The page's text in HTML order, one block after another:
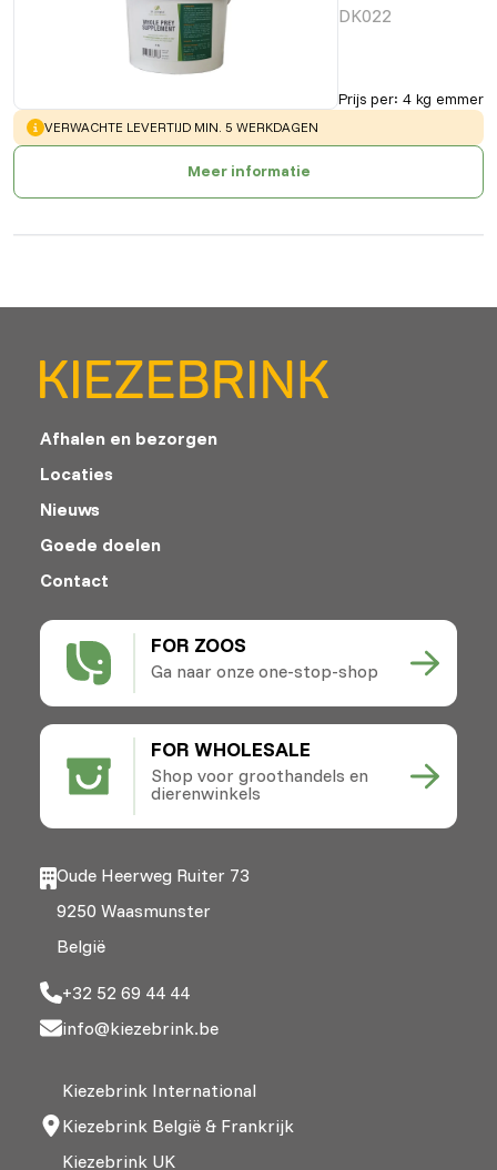
DK022
Prijs per: 4 kg emmer
WARNING:
VERWACHTE LEVERTIJD MIN. 5 WERKDAGEN
Meer informatie
FOR ZOOS
Ga naar onze one-stop-shop
FOR WHOLESALE
Shop voor groothandels en
dierenwinkels
Afhalen en bezorgen
Locaties
Nieuws
Goede doelen
Contact
Oude Heerweg Ruiter 73
9250 Waasmunster
België
+32 52 69 44 44
info@kiezebrink.be
Kiezebrink International
Kiezebrink België & Frankrijk
Kiezebrink UK